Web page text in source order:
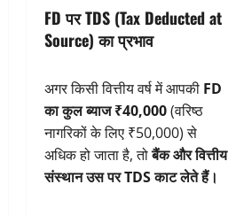
FD पर TDS (Tax Deducted at
Source) का प्रभाव
अगर किसी वित्तीय वर्ष में आपकी FD
का कुल ब्याज ₹40,000(वरिष्ठ
नागरिकों के लिए ₹50,000) से
अधिक हो जाता है, तोबैंक और वित्तीय
संस्थान उस पर TDS काट लेते हैं।